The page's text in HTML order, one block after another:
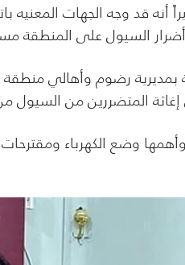
أنه قد وجه الجهات المعنيه
أضرار السيول على المنطقة
بمديرية رضوم وأهالي
المتضررين من السيول
وضع الكهرباء